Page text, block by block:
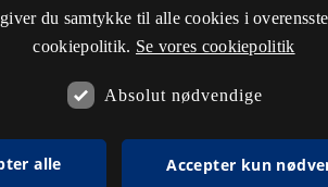
du samtykke til alle cookies i
cookiepolitik. Se vores cookiepolitik
Absolut nødvendige
alle Accepter kun